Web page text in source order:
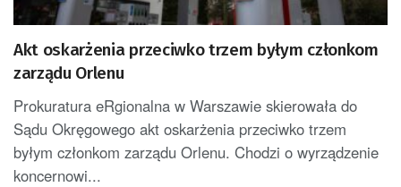
Akt oskarżenia przeciwko trzem byłym członkom
zarządu Orlenu
Prokuratura eRgionalna w Warszawie skierowała do
Sądu Okręgowego akt oskarżenia przeciwko trzem
byłym członkom zarządu Orlenu. Chodzi o wyrządzenie
koncernowi...